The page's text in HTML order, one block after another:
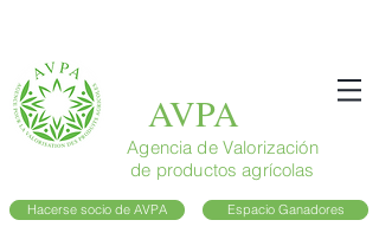
AVPA
Agencia de Valorización
de productos agrícolas
Hacerse socio de AVPA Espacio Ganadores